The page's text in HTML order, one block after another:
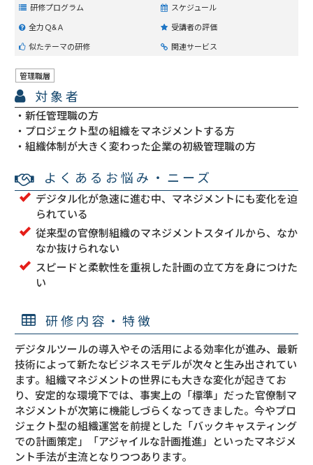
研修プログラム
スケジュール
全力Ｑ&Ａ
受講者の評価
似たテーマの研修
関連サービス
対象者
管理職層
新任管理職の方
プロジェクト型の組織をマネジメントする方
組織体制が大きく変わった企業の初級管理職の方
よくあるお悩み・ニーズ
デジタル化が急速に進む中、マネジメントにも変化を迫
られている
従来型の官僚制組織のマネジメントスタイルから、なか
なか抜けられない
スピードと柔軟性を重視した計画の立て方を身につけた
い
研修内容・特徴
デジタルツールの導入やその活用による効率化が進み、最新
技術によって新たなビジネスモデルが次々と生み出されてい
ます。組織マネジメントの世界にも大きな変化が起きてお
り、安定的な環境下では、事実上の「標準」だった官僚制マ
ネジメントが次第に機能しづらくなってきました。今やプロ
ジェクト型の組織運営を前提とした「バックキャスティング
での計画策定」「アジャイルな計画推進」といったマネジメ
ント手法が主流となりつつあります。